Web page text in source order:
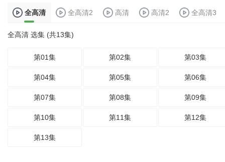
全高清 全高清2 高清 高清2 全高清3
全高清 选集 (共13集)
第01集 第02集 第03集
第04集 第05集 第06集
第07集 第08集 第09集
第10集 第11集 第12集
第13集